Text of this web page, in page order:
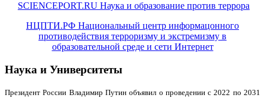
SCIENCEPORT.RU Наука и образование против террора
НЦПТИ.РФ Национальный центр информацонного
противодействия терроризму и экстремизму в
образовательной среде и сети Интернет
Наука и Университеты
Президент России Владимир Путин объявил о проведении с 2022 по 2031